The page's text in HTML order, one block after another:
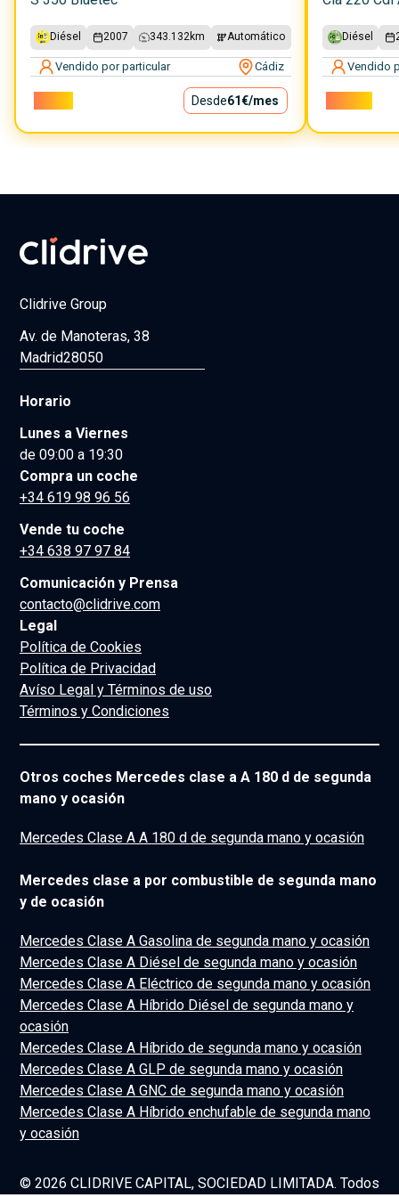
Diésel 2007 343.132km Automático
Vendido por particular Cádiz
Desde61€/mes
Diésel
Vendido
Clidrive Group
Av. de Manoteras, 38
Madrid28050
Horario
Lunes a Viernes
de 09:00 a 19:30
Compra un coche
+34 619 98 96 56
Vende tu coche
+34 638 97 97 84
Comunicación y Prensa
contacto@clidrive.com
Legal
Política de Cookies
Política de Privacidad
Avíso Legal y Términos de uso
Términos y Condiciones
Otros coches Mercedes clase a A 180 d de segunda
mano y ocasión
Mercedes Clase A A 180 d de segunda mano y ocasión
Mercedes clase a por combustible de segunda mano
y de ocasión
Mercedes Clase A Gasolina de segunda mano y ocasión
Mercedes Clase A Diésel de segunda mano y ocasión
Mercedes Clase A Eléctrico de segunda mano y ocasión
Mercedes Clase A Híbrido Diésel de segunda mano y
ocasión
Mercedes Clase A Híbrido de segunda mano y ocasión
Mercedes Clase A GLP de segunda mano y ocasión
Mercedes Clase A GNC de segunda mano y ocasión
Mercedes Clase A Híbrido enchufable de segunda mano
y ocasión
© 2026 CLIDRIVE CAPITAL, SOCIEDAD LIMITADA. Todos